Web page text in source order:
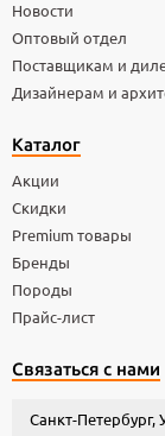
Новости
Оптовый отдел
Поставщикам и
Дизайнерам и
Каталог
Акции
Скидки
Premium товары
Бренды
Породы
Прайс-лист
Связаться с нами
Санкт-Петербург,